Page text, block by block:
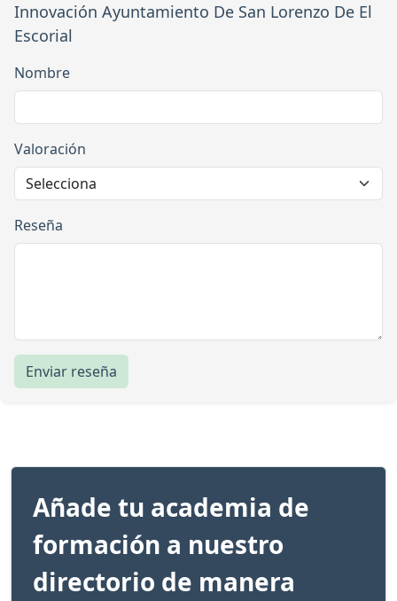
Innovación Ayuntamiento De San Lorenzo De El
Escorial
Nombre
Valoración
Reseña
Enviar reseña
Añade tu academia de
formación a nuestro
directorio de manera